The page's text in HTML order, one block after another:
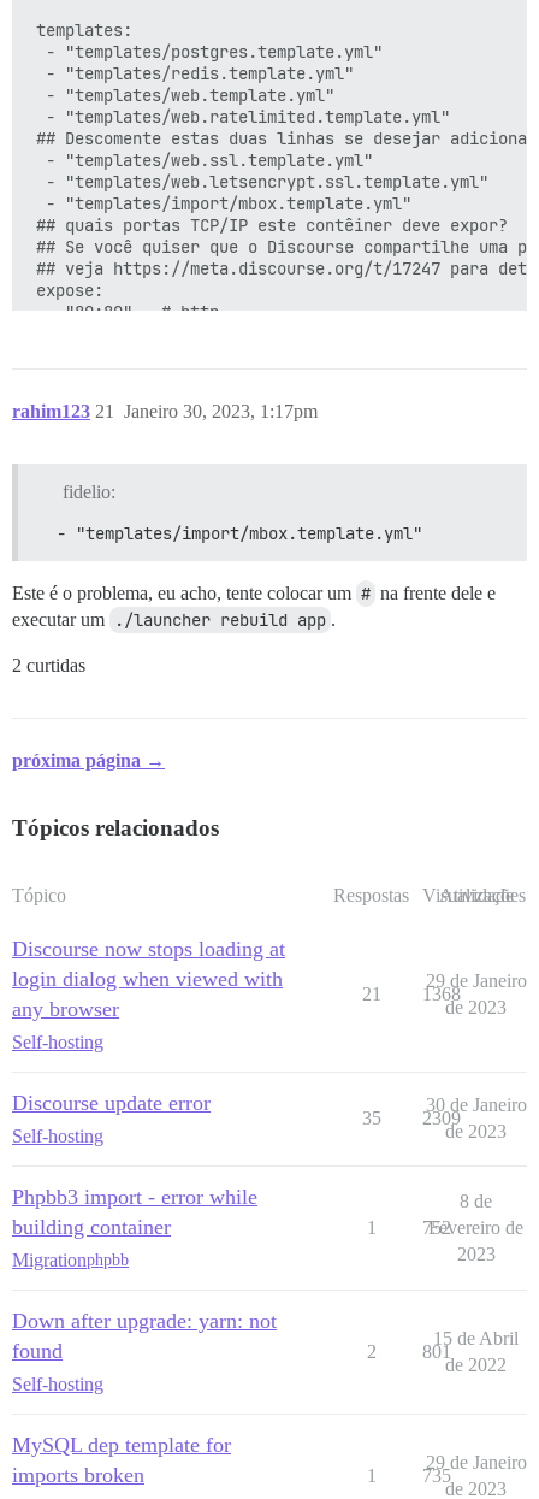
templates:
  - "templates/postgres.template.yml"
  - "templates/redis.template.yml"
  - "templates/web.template.yml"
  - "templates/web.ratelimited.template.yml"
## Descomente estas duas linhas se desejar
  - "templates/web.ssl.template.yml"
  - "templates/web.letsencrypt.ssl.template.yml"
  - "templates/import/mbox.template.yml"
## quais portas TCP/IP este contêiner deve expor?
## Se você quiser que o Discourse compartilhe uma
## veja https://meta.discourse.org/t/17247 para
expose:
  - "80:80"   # http
params:
  db_default_text_search_config: "pg_catalog.english"
## Defina db_shared_buffers para um máximo de 25%
  db_shared_buffers: "1024MB"
## pode melhorar o desempenho da classificação,
  #db_work_mem: "40MB"
env:
## será definido automaticamente pelo bootstrap
rahim123 Janeiro 30, 2023, 1:17pm
21
fidelio:
  - "templates/import/mbox.template.yml"
Este é o problema, eu acho, tente colocar um # na frente dele e
executar um
./launcher rebuild app .
2 curtidas
próxima página →
Tópicos relacionados
Tópico Respostas Visualizações
Atividade
Discourse now stops loading at
login dialog when viewed with
any browser
Self-hosting
21 1368
29 de Janeiro
de 2023
Discourse update error
Self-hosting
35 2309
30 de Janeiro
de 2023
Phpbb3 import - error while
building container
Migrationphpbb
1 752
8 de
Fevereiro de
2023
Down after upgrade: yarn: not
found
Self-hosting
2 801
15 de Abril
de 2022
MySQL dep template for
imports broken
1 735
29 de Janeiro
de 2023